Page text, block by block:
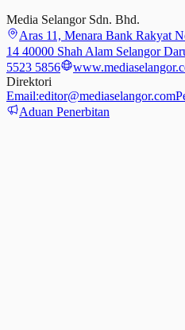
Media Selangor Sdn. Bhd.
Aras 11, Menara Bank Rakyat
14 40000 Shah Alam Selangor
5523 5856
Direktori
Email:editor@mediaselangor.com
Aduan Penerbitan